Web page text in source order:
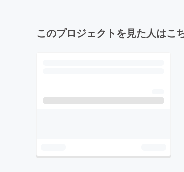
このプロジェクトを見た人はこ